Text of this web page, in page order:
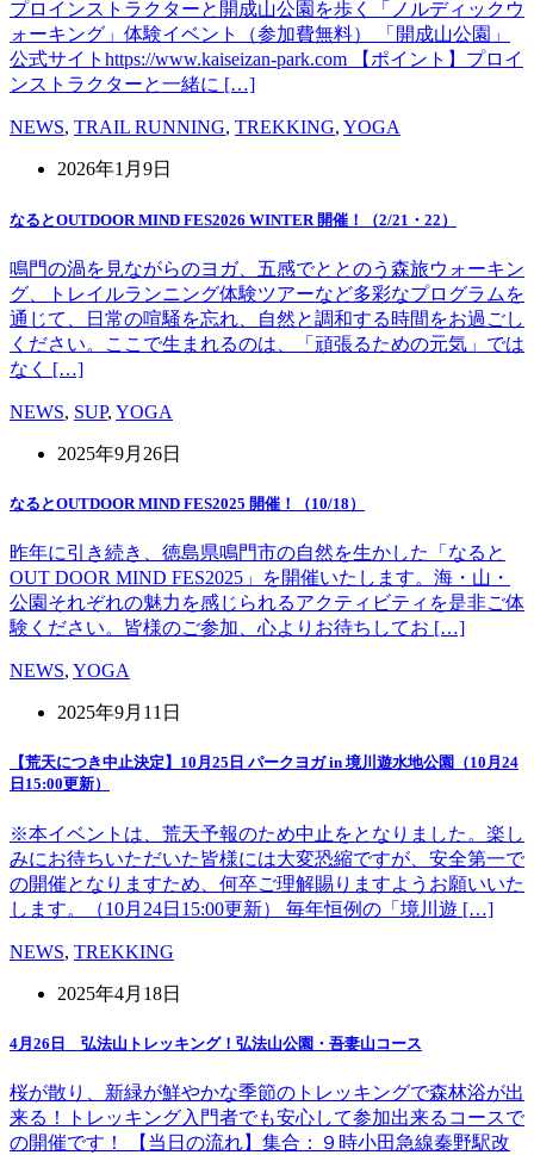
プロインストラクターと開成山公園を歩く「ノルディックウ
ォーキング」体験イベント（参加費無料） 「開成山公園」
公式サイトhttps://www.kaiseizan-park.com 【ポイント】プロイ
ンストラクターと一緒に […]
NEWS, TRAIL RUNNING, TREKKING, YOGA
2026年1月9日
なるとOUTDOOR MIND FES2026 WINTER 開催！（2/21・22）
鳴門の渦を見ながらのヨガ、五感でととのう森旅ウォーキン
グ、トレイルランニング体験ツアーなど多彩なプログラムを
通じて、日常の喧騒を忘れ、自然と調和する時間をお過ごし
ください。ここで生まれるのは、「頑張るための元気」では
なく […]
NEWS, SUP, YOGA
2025年9月26日
なるとOUTDOOR MIND FES2025 開催！（10/18）
昨年に引き続き、徳島県鳴門市の自然を生かした「なると
OUT DOOR MIND FES2025」を開催いたします。海・山・
公園それぞれの魅力を感じられるアクティビティを是非ご体
験ください。皆様のご参加、心よりお待ちしてお […]
NEWS, YOGA
2025年9月11日
【荒天につき中止決定】10月25日 パークヨガ in 境川遊水地公園（10月24
日15:00更新）
※本イベントは、荒天予報のため中止をとなりました。楽し
みにお待ちいただいた皆様には大変恐縮ですが、安全第一で
の開催となりますため、何卒ご理解賜りますようお願いいた
します。（10月24日15:00更新） 毎年恒例の「境川遊 […]
NEWS, TREKKING
2025年4月18日
4月26日 弘法山トレッキング！弘法山公園・吾妻山コース
桜が散り、新緑が鮮やかな季節のトレッキングで森林浴が出
来る！トレッキング入門者でも安心して参加出来るコースで
の開催です！ 【当日の流れ】集合：９時小田急線秦野駅改